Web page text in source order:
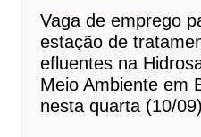
Vaga de emprego
estação de
efluentes na
Meio Ambiente em
nesta quarta (10/09)